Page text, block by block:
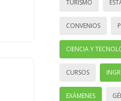
TURISMO
CONVENIOS
CIENCIA Y
CURSOS
EXÁMENES